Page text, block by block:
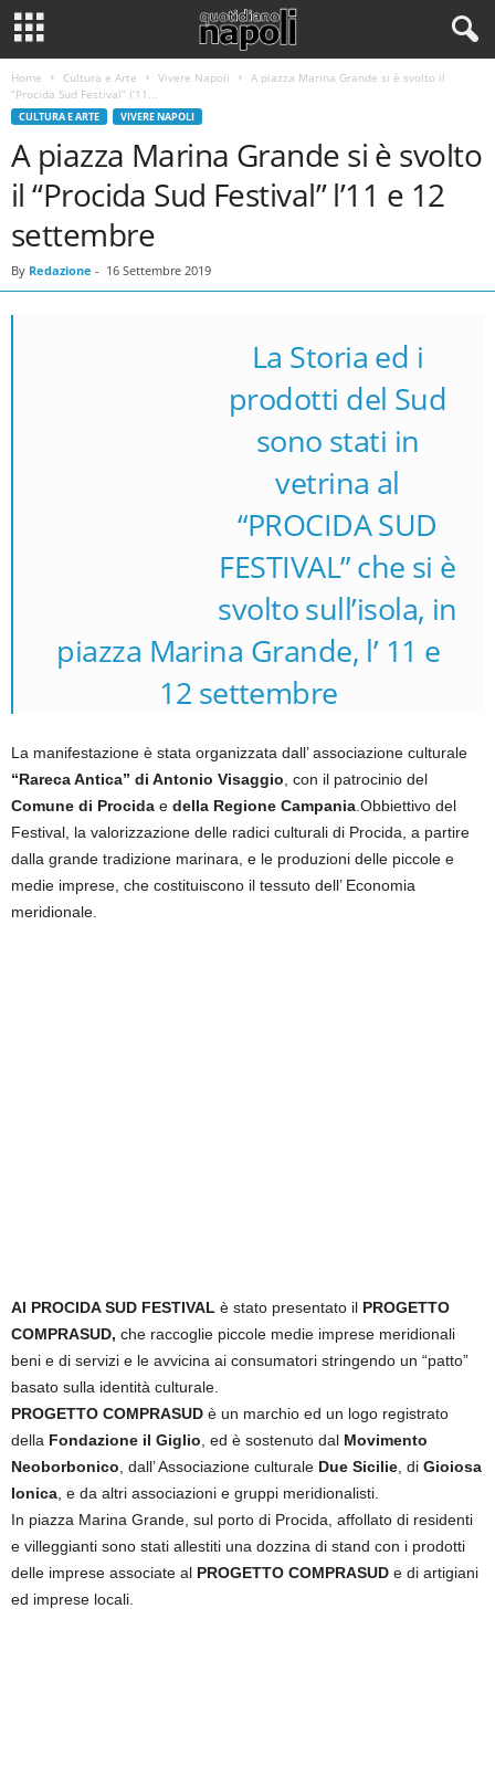
Home Cultura e Arte Vivere Napoli
A piazza Marina Grande si è svolto il
“Procida Sud Festival” l’11...
CULTURA E ARTE VIVERE NAPOLI
A piazza Marina Grande si è svolto
il “Procida Sud Festival” l’11 e 12
settembre
By Redazione - 16 Settembre 2019
La Storia ed i
prodotti del Sud
sono stati in
vetrina al
“PROCIDA SUD
FESTIVAL” che si è
svolto sull’isola, in
piazza Marina Grande, l’ 11 e
12 settembre
La manifestazione è stata organizzata dall’ associazione culturale
“Rareca Antica” di Antonio Visaggio , con il patrocinio del
Comune di Procida e della Regione Campania .Obbiettivo del
Festival, la valorizzazione delle radici culturali di Procida, a partire
dalla grande tradizione marinara, e le produzioni delle piccole e
medie imprese, che costituiscono il tessuto dell’ Economia
meridionale.
Al PROCIDA SUD FESTIVAL è stato presentato il PROGETTO
COMPRASUD, che raccoglie piccole medie imprese meridionali
beni e di servizi e le avvicina ai consumatori stringendo un “patto”
basato sulla identità culturale.
PROGETTO COMPRASUD è un marchio ed un logo registrato
della Fondazione il Giglio , ed è sostenuto dal Movimento
Neoborbonico , dall’ Associazione culturale Due Sicilie , di Gioiosa
Ionica , e da altri associazioni e gruppi meridionalisti.
In piazza Marina Grande, sul porto di Procida, affollato di residenti
e villeggianti sono stati allestiti una dozzina di stand con i prodotti
delle imprese associate al PROGETTO COMPRASUD e di artigiani
ed imprese locali.